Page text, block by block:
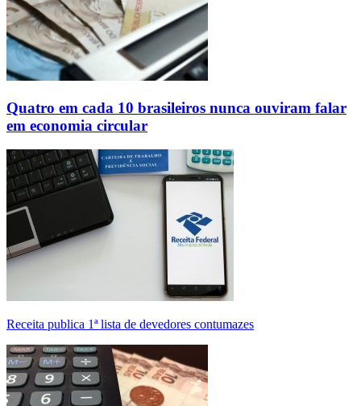
Quatro em cada 10 brasileiros nunca ouviram falar
em economia circular
Receita publica 1ª lista de devedores contumazes